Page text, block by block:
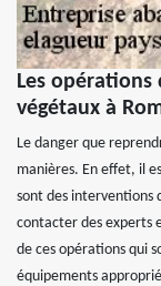
Les
végétaux à
Le danger que
manières. En effet, il
sont des interventions
contacter des experts
de ces opérations qui
équipements